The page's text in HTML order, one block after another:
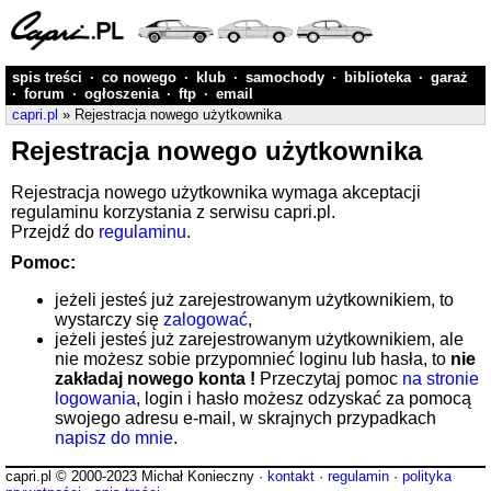
spis treści · co nowego · klub · samochody · biblioteka · garaż
· forum · ogłoszenia · ftp · email
capri.pl » Rejestracja nowego użytkownika
Rejestracja nowego użytkownika
Rejestracja nowego użytkownika wymaga akceptacji
regulaminu korzystania z serwisu capri.pl.
Przejdź do regulaminu.
Pomoc:
jeżeli jesteś już zarejestrowanym użytkownikiem, to
wystarczy się zalogować,
jeżeli jesteś już zarejestrowanym użytkownikiem, ale
nie możesz sobie przypomnieć loginu lub hasła, to nie
zakładaj nowego konta ! Przeczytaj pomoc na stronie
logowania, login i hasło możesz odzyskać za pomocą
swojego adresu e-mail, w skrajnych przypadkach
napisz do mnie.
capri.pl © 2000-2023 Michał Konieczny · kontakt · regulamin · polityka